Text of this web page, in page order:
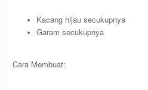
Kacang hijau secukupnya
Garam secukupnya
Cara Membuat: